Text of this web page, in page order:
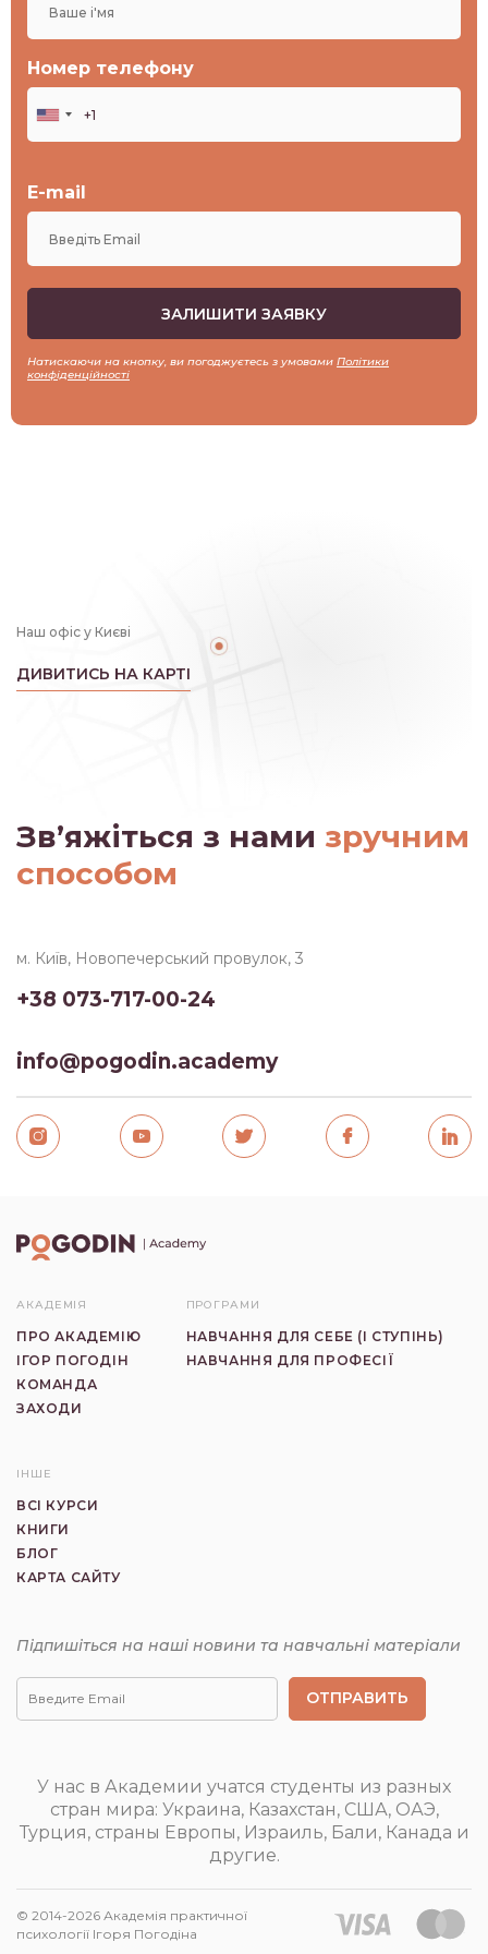
Номер телефону
E-mail
Натискаючи на кнопку, ви погоджуєтесь з умовами Політики
конфіденційності
Наш офіс у Києві
ДИВИТИСЬ НА КАРТІ
Зв’яжіться з нами зручним
способом
м. Київ, Новопечерський провулок, 3
+38 073-717-00-24
info@pogodin.academy
КРИЗИ І ТРАВМИ
ПОЧУТТЯ
Підпишіться на наші новини та навчальні матеріали
АКАДЕМІЯ
ПРО АКАДЕМІЮ
ІГОР ПОГОДІН
КОМАНДА
ЗАХОДИ
ПРОГРАМИ
НАВЧАННЯ ДЛЯ СЕБЕ (I СТУПIНЬ)
НАВЧАННЯ ДЛЯ ПРОФЕСІЇ
ІНШЕ
ВСІ КУРСИ
КНИГИ
БЛОГ
КАРТА САЙТУ
Гештальт
Курси
навчання
гештальт
У нас в Академии учатся студенты из разных
стран мира: Украина, Казахстан, США, ОАЭ,
Турция, страны Европы, Израиль, Бали, Канада и
другие.
© 2014-2026 Академія практичної
психології Ігоря Погодіна